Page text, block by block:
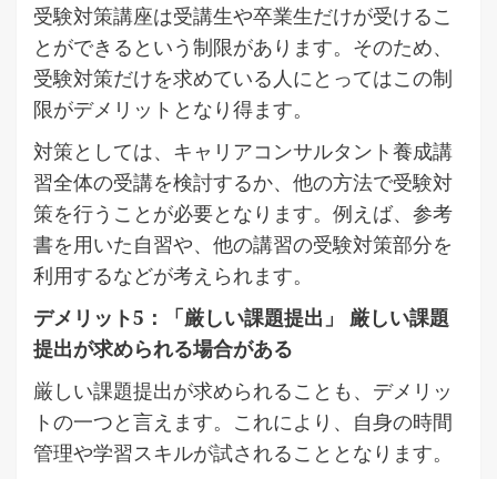
受験対策講座は受講生や卒業生だけが受けるこ
とができるという制限があります。そのため、
受験対策だけを求めている人にとってはこの制
限がデメリットとなり得ます。
対策としては、キャリアコンサルタント養成講
習全体の受講を検討するか、他の方法で受験対
策を行うことが必要となります。例えば、参考
書を用いた自習や、他の講習の受験対策部分を
利用するなどが考えられます。
デメリット5：「厳しい課題提出」 厳しい課題
提出が求められる場合がある
厳しい課題提出が求められることも、デメリッ
トの一つと言えます。これにより、自身の時間
管理や学習スキルが試されることとなります。